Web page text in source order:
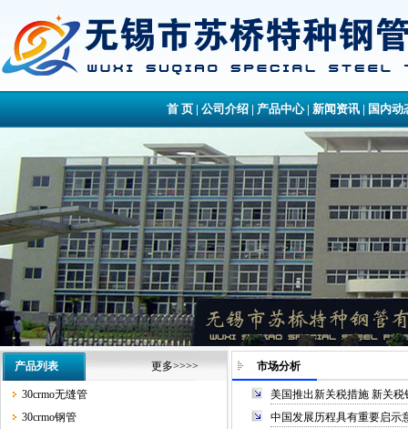
首 页| 公司介绍| 产品中心| 新闻资讯| 国内动
产品列表 更多>>>>
30crmo无缝管
30crmo钢管
市场分析
美国推出新关税措施 新关税
中国发展历程具有重要启